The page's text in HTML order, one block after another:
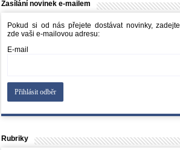
Zasílání novinek e-mailem
Pokud si od nás přejete dostávat novinky, zadejte
zde vaši e-mailovou adresu:
E-mail
Rubriky